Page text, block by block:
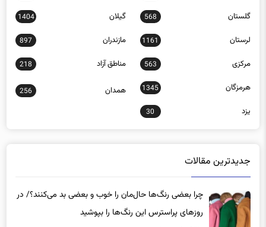
گلستان 568 گیلان 1404
لرستان 1161 مازندران 897
مرکزی 563 مناطق آزاد 218
هرمزگان 1345 همدان 256
یزد 30
جدیدترین مقالات
چرا بعضی رنگ‌ها حال‌مان را خوب و بعضی بد می‌کنند؟/ در
روزهای پراسترس این رنگ‌ها را بپوشید